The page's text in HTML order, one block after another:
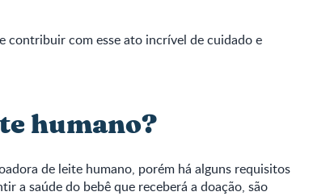
contribuir com esse ato incrível de cuidado e
humano?
de leite humano, porém há alguns requisitos
a saúde do bebê que receberá a doação, são